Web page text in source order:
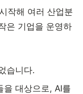
작해 여러 산업분
은 기업을 운영하
습니다.
을 대상으로, AI를